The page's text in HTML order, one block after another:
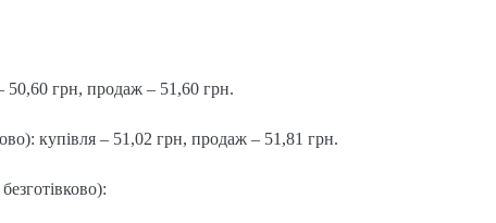
50,60 грн, продаж – 51,60 грн.
купівля – 51,02 грн, продаж – 51,81 грн.